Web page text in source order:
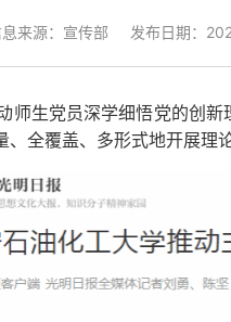
来源：宣传部 发布日期：
生党员深学细悟党的创
全覆盖、多形式地开展理